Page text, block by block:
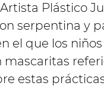
Plástico
serpentina y
el que los niños
estas